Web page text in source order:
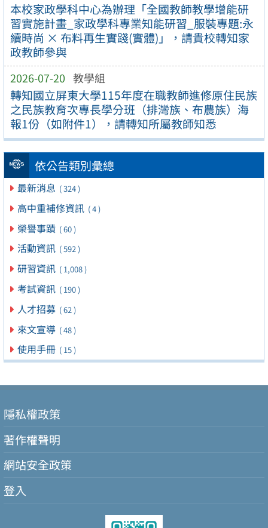
本校家政學科中心為辦理「全國教師教學增能研
習實施計畫_家政學科專業知能研習_服裝專題:永
續時尚 × 布料再生實踐(實體)」，請貴校轉知家
政教師參與
2026-07-20 教學組
轉知國立屏東大學115年度在職教師進修原住民族
之民族教育次專長學分班（排灣族、布農族）海
報1份（如附件1），請轉知所屬教師知悉
依公告類別彙總
最新消息 ( 324 )
高中重補修資訊 ( 4 )
榮譽事蹟 ( 60 )
活動資訊 ( 592 )
研習資訊 ( 1,008 )
考試資訊 ( 190 )
人才招募 ( 62 )
來文宣導 ( 48 )
使用手冊 ( 15 )
隱私權政策
著作權聲明
網站安全政策
登入